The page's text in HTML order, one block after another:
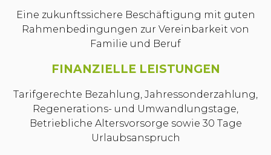
Eine zukunftssichere Beschäftigung mit guten
Rahmenbedingungen zur Vereinbarkeit von
Familie und Beruf
FINANZIELLE LEISTUNGEN
Tarifgerechte Bezahlung, Jahressonderzahlung,
Regenerations- und Umwandlungstage,
Betriebliche Altersvorsorge sowie 30 Tage
Urlaubsanspruch